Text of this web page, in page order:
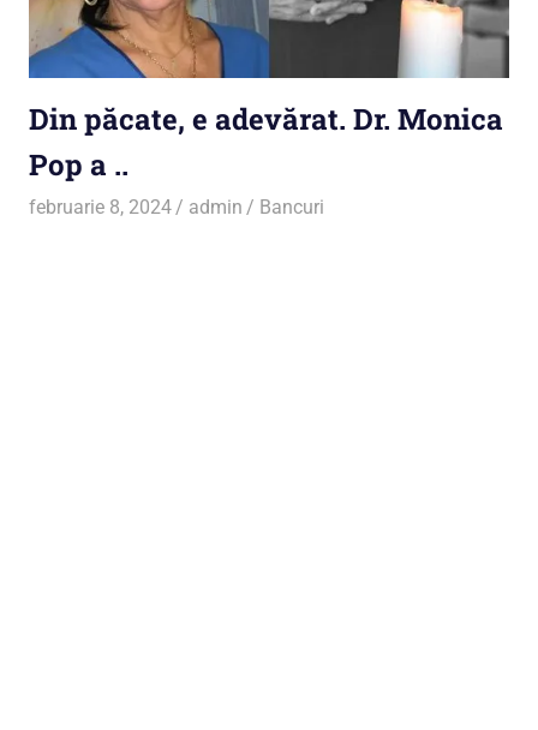
Din păcate, e adevărat. Dr. Monica
Pop a ..
februarie 8, 2024 admin Bancuri